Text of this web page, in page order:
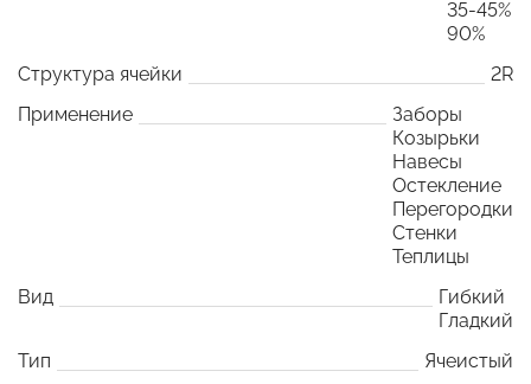
35-45%
90%
Структура ячейки
2R
Применение
Заборы
Козырьки
Навесы
Остекление
Перегородки
Стенки
Теплицы
Вид
Гибкий
Гладкий
Тип
Ячеистый